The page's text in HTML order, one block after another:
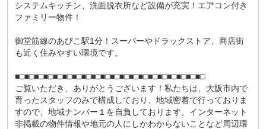
システムキッチン、洗面脱衣所など設備が充実！エアコン付き
ファミリー物件！
御堂筋線のあびこ駅1分！スーパーやドラックストア、商店街
も近く住みやすい環境です。
■□■□■□■□■□■□■□■□■□■□■□■□■□■□■□■□■□■□■□■□
ご覧いただき、ありがとうございます！私たちは、大阪市内で
育ったスタッフのみで構成しており、地域密着で行っておりま
すので、地域ナンバー１を自負しております。インターネット
非掲載の物件情報や地元の人にしかわからないことなど周辺環